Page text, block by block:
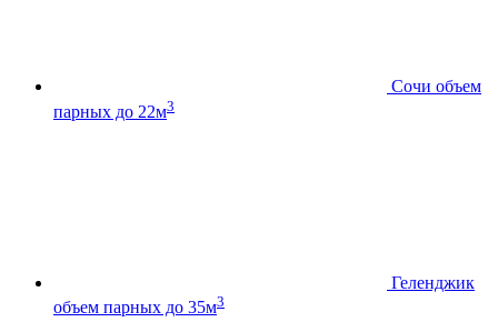
Сочи объем
парных до 22м3
Геленджик
объем парных до 35м3